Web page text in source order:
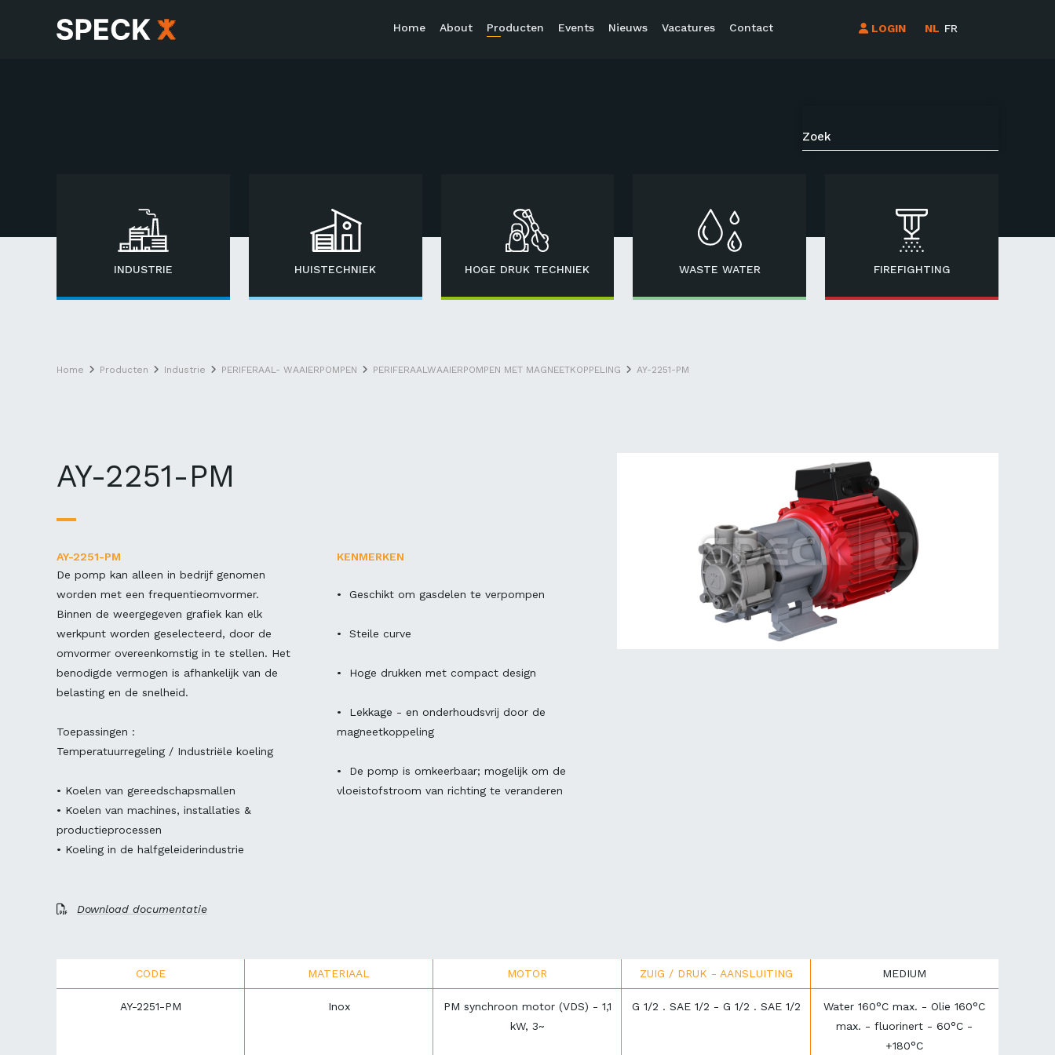
Home About Producten Events Nieuws Vacatures Contact LOGIN NL FR
INDUSTRIE HUISTECHNIEK HOGE DRUK TECHNIEK WASTE WATER FIREFIGHTING
Home Producten Industrie PERIFERAAL- WAAIERPOMPEN PERIFERAALWAAIERPOMPEN MET MAGNEETKOPPELING AY-2251-PM
AY-2251-PM
AY-2251-PM
De pomp kan alleen in bedrijf genomen
worden met een frequentieomvormer.
Binnen de weergegeven grafiek kan elk
werkpunt worden geselecteerd, door de
omvormer overeenkomstig in te stellen. Het
benodigde vermogen is afhankelijk van de
belasting en de snelheid.
Toepassingen :
Temperatuurregeling / Industriële koeling
• Koelen van gereedschapsmallen
• Koelen van machines, installaties &
productieprocessen
• Koeling in de halfgeleiderindustrie
KENMERKEN
• Geschikt om gasdelen te verpompen
• Steile curve
• Hoge drukken met compact design
• Lekkage - en onderhoudsvrij door de
magneetkoppeling
• De pomp is omkeerbaar; mogelijk om de
vloeistofstroom van richting te veranderen
Download documentatie
CODE MATERIAAL MOTOR ZUIG / DRUK - AANSLUITING MEDIUM
AY-2251-PM Inox
PM synchroon motor (VDS) - 1,1
kW, 3~
G 1/2 . SAE 1/2 - G 1/2 . SAE 1/2
Water 160°C max. - Olie 160°C
max. - fluorinert - 60°C -
+180°C